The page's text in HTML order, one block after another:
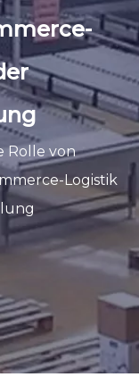
Rolle von
Logistik